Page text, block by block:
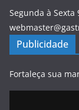
Segunda à Sexta
Publicidade
Fortaleça sua